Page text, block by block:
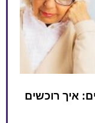
איך רוכשים